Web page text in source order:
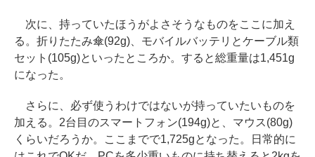
次に、持っていたほうがよさそうなものをここに加え
る。折りたたみ傘(92g)、モバイルバッテリとケーブル類
セット(105g)といったところか。すると総重量は1,451g
になった。
さらに、必ず使うわけではないが持っていたいものを
加える。2台目のスマートフォン(194g)と、マウス(80g)
くらいだろうか。ここまでで1,725gとなった。日常的に